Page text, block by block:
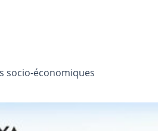
socio-économiques